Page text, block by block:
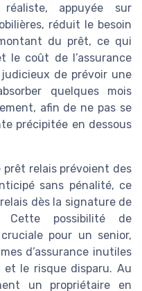
appuyée sur
réduit le besoin
du prêt, ce qui
le coût de l’assurance
de prévoir une
quelques mois
afin de ne pas se
précipitée en dessous
prêt relais prévoient des
sans pénalité, ce
dès la signature de
possibilité de
pour un senior,
d’assurance inutiles
le risque disparu. Au
un propriétaire en